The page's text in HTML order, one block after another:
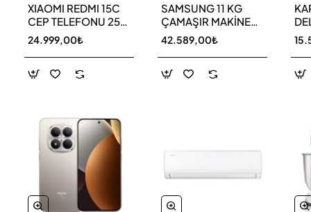
XIAOMI REDMI 15C
CEP TELEFONU 256
GB
24.999,00₺
SAMSUNG 11 KG
ÇAMAŞIR MAKİNESİ
WW11DG5B25AEAH
42.589,00₺